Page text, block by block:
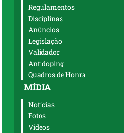
Regulamentos
Disciplinas
Anúncios
Legislação
Validador
Antidoping
Quadros de Honra
MÍDIA
Notícias
Fotos
Vídeos